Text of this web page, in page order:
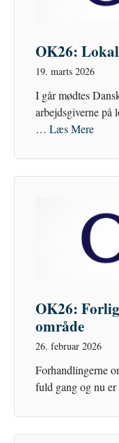
OK26:
19. marts 2026
I går mødtes
arbejdsgiverne
… Læs Mere
OK26:
område
26. februar 2026
Forhandlingerne
fuld gang og nu